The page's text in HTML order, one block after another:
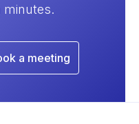
minutes.
a meeting